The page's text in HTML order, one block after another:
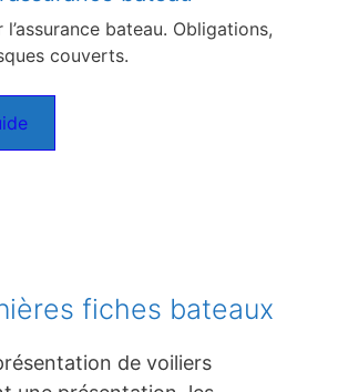
l’assurance bateau. Obligations,
couverts.
fiches bateaux
de voiliers